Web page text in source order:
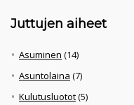
Juttujen aiheet
Asuminen (14)
Asuntolaina (7)
Kulutusluotot(5)